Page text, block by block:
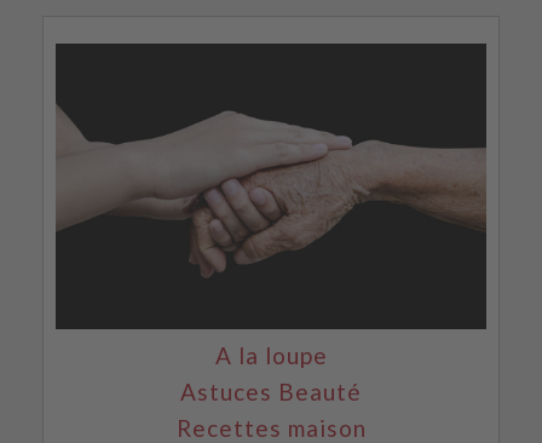
A la loupe
Astuces Beauté
Recettes maison